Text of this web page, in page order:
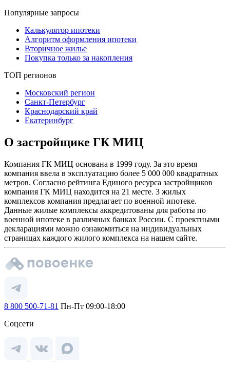
Популярные запросы
Калькулятор ипотеки
Алгоритм оформления ипотеки
Вторичное жилье
Покупка только за накопления
ТОП регионов
Московский регион
Санкт-Петербург
Краснодарский край
Екатеринбург
О застройщике ГК МИЦ
Компания ГК МИЦ основана в 1999 году. За это время
компания ввела в эксплуатацию более 5 000 000 квадратных
метров. Согласно рейтинга Единого ресурса застройщиков
компания ГК МИЦ находится на 21 месте. 3 жилых
комплексов компания предлагает по военной ипотеке.
Данные жилые комплексы аккредитованы для работы по
военной ипотеке в различных банках России. С проектными
декларациями можно ознакомиться на индивидуальных
страницах каждого жилого комплекса на нашем сайте.
8 800 500-71-81 Пн-Пт 09:00-18:00
Соцсети